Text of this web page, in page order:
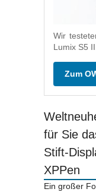
Wir
Lumix S5 II.
Zum
für Sie
Stift-
XPPen
Ein großer